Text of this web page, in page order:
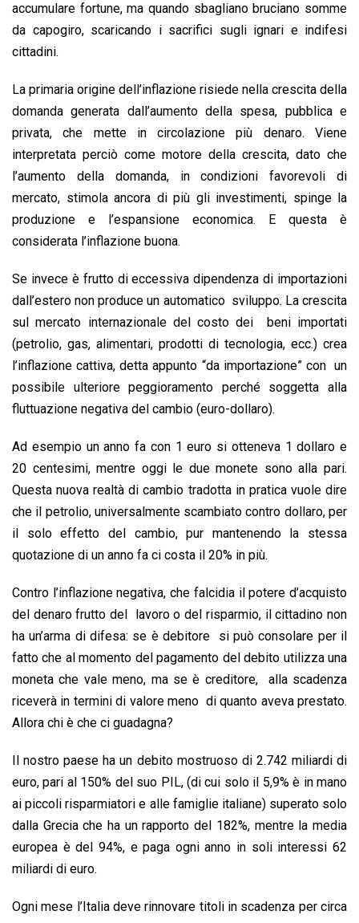
accumulare fortune, ma quando sbagliano bruciano somme
da capogiro, scaricando i sacrifici sugli ignari e indifesi
cittadini.
La primaria origine dell’inflazione risiede nella crescita della
domanda generata dall’aumento della spesa, pubblica e
privata, che mette in circolazione più denaro. Viene
interpretata perciò come motore della crescita, dato che
l’aumento della domanda, in condizioni favorevoli di
mercato, stimola ancora di più gli investimenti, spinge la
produzione e l’espansione economica. E questa è
considerata l’inflazione buona.
Se invece è frutto di eccessiva dipendenza di importazioni
dall’estero non produce un automatico sviluppo. La crescita
sul mercato internazionale del costo dei beni importati
(petrolio, gas, alimentari, prodotti di tecnologia, ecc.) crea
l’inflazione cattiva, detta appunto “da importazione” con un
possibile ulteriore peggioramento perché soggetta alla
fluttuazione negativa del cambio (euro-dollaro).
Ad esempio un anno fa con 1 euro si otteneva 1 dollaro e
20 centesimi, mentre oggi le due monete sono alla pari.
Questa nuova realtà di cambio tradotta in pratica vuole dire
che il petrolio, universalmente scambiato contro dollaro, per
il solo effetto del cambio, pur mantenendo la stessa
quotazione di un anno fa ci costa il 20% in più.
Contro l’inflazione negativa, che falcidia il potere d’acquisto
del denaro frutto del lavoro o del risparmio, il cittadino non
ha un’arma di difesa: se è debitore si può consolare per il
fatto che al momento del pagamento del debito utilizza una
moneta che vale meno, ma se è creditore, alla scadenza
riceverà in termini di valore meno di quanto aveva prestato.
Allora chi è che ci guadagna?
Il nostro paese ha un debito mostruoso di 2.742 miliardi di
euro, pari al 150% del suo PIL, (di cui solo il 5,9% è in mano
ai piccoli risparmiatori e alle famiglie italiane) superato solo
dalla Grecia che ha un rapporto del 182%, mentre la media
europea è del 94%, e paga ogni anno in soli interessi 62
miliardi di euro.
Ogni mese l’Italia deve rinnovare titoli in scadenza per circa